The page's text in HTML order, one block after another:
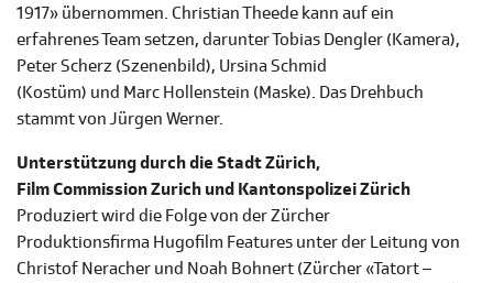
1917» übernommen. Christian Theede kann auf ein
erfahrenes Team setzen, darunter Tobias Dengler (Kamera),
Peter Scherz (Szenenbild), Ursina Schmid
(Kostüm) und Marc Hollenstein (Maske). Das Drehbuch
stammt von Jürgen Werner.
Unterstützung durch die Stadt Zürich,
Film Commission Zurich und Kantonspolizei Zürich
Produziert wird die Folge von der Zürcher
Produktionsfirma Hugofilm Features unter der Leitung von
Christof Neracher und Noah Bohnert (Zürcher «Tatort –